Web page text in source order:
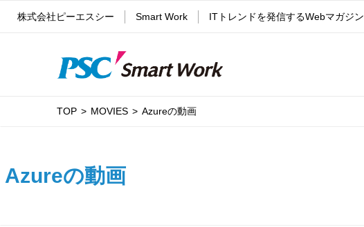
株式会社ピーエスシー Smart Work ITトレンドを発信するWebマガジン
TOP MOVIES Azureの動画
Azureの動画